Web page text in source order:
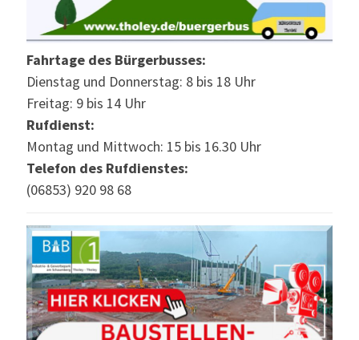
Fahrtage des Bürgerbusses:
Dienstag und Donnerstag: 8 bis 18 Uhr
Freitag: 9 bis 14 Uhr
Rufdienst:
Montag und Mittwoch: 15 bis 16.30 Uhr
Telefon des Rufdienstes:
(06853) 920 98 68